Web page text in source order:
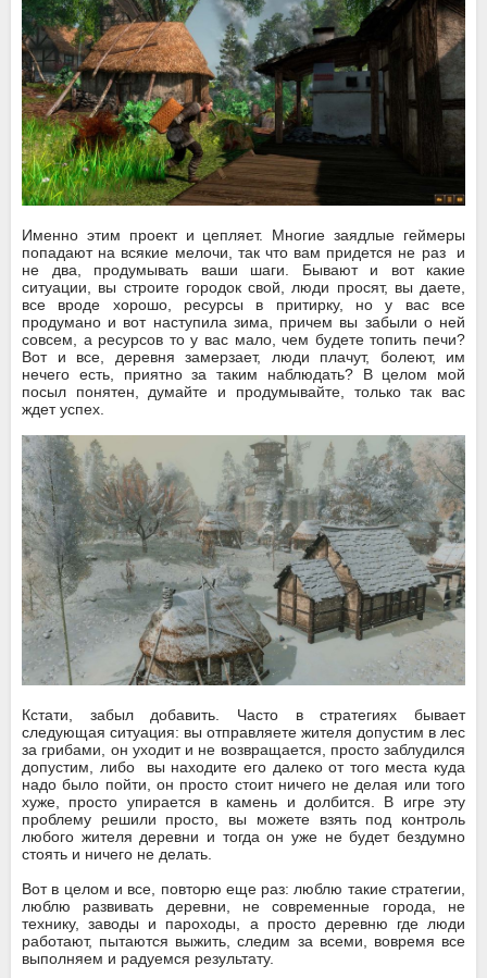
Именно этим проект и цепляет. Многие заядлые геймеры
попадают на всякие мелочи, так что вам придется не раз и
не два, продумывать ваши шаги. Бывают и вот какие
ситуации, вы строите городок свой, люди просят, вы даете,
все вроде хорошо, ресурсы в притирку, но у вас все
продумано и вот наступила зима, причем вы забыли о ней
совсем, а ресурсов то у вас мало, чем будете топить печи?
Вот и все, деревня замерзает, люди плачут, болеют, им
нечего есть, приятно за таким наблюдать? В целом мой
посыл понятен, думайте и продумывайте, только так вас
ждет успех.
Кстати, забыл добавить. Часто в стратегиях бывает
следующая ситуация: вы отправляете жителя допустим в лес
за грибами, он уходит и не возвращается, просто заблудился
допустим, либо вы находите его далеко от того места куда
надо было пойти, он просто стоит ничего не делая или того
хуже, просто упирается в камень и долбится. В игре эту
проблему решили просто, вы можете взять под контроль
любого жителя деревни и тогда он уже не будет бездумно
стоять и ничего не делать.
Вот в целом и все, повторю еще раз: люблю такие стратегии,
люблю развивать деревни, не современные города, не
технику, заводы и пароходы, а просто деревню где люди
работают, пытаются выжить, следим за всеми, вовремя все
выполняем и радуемся результату.